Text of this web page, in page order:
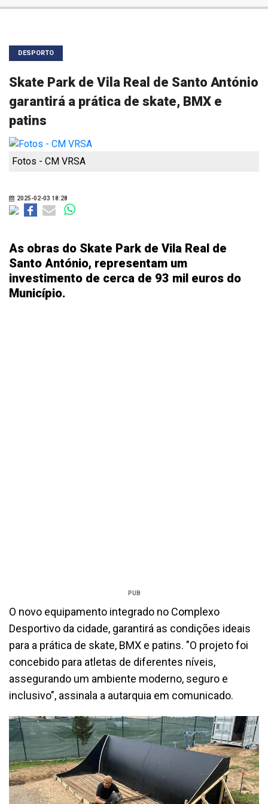
DESPORTO
Skate Park de Vila Real de Santo António
garantirá a prática de skate, BMX e
patins
Fotos - CM VRSA
2025-02-03 18:28
As obras do Skate Park de Vila Real de
Santo António, representam um
investimento de cerca de 93 mil euros do
Município.
PUB
O novo equipamento integrado no Complexo
Desportivo da cidade, garantirá as condições ideais
para a prática de skate, BMX e patins. "O projeto foi
concebido para atletas de diferentes níveis,
assegurando um ambiente moderno, seguro e
inclusivo", assinala a autarquia em comunicado.